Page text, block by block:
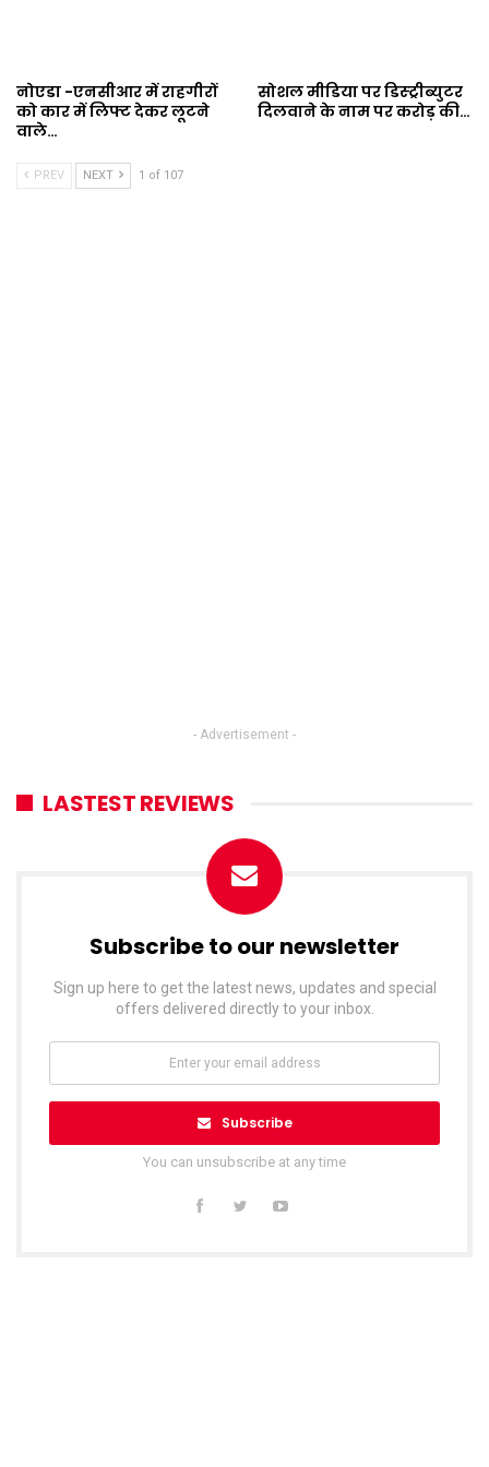
नोएडा -एनसीआर में राहगीरों
को कार में लिफ्ट देकर लूटने
वाले…
सोशल मीडिया पर डिस्ट्रीब्युटर
दिलवाने के नाम पर करोड़ की…
PREV NEXT 1 of 107
- Advertisement -
LASTEST REVIEWS
Subscribe to our newsletter
Sign up here to get the latest news, updates and special
offers delivered directly to your inbox.
Subscribe
You can unsubscribe at any time